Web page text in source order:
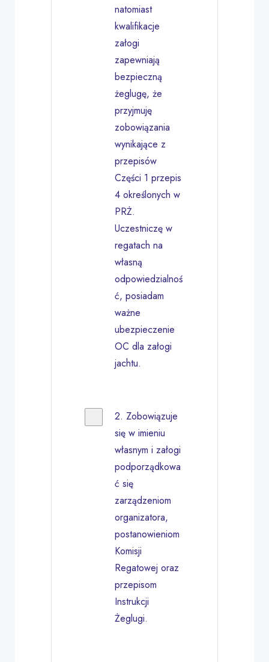
natomiast
kwalifikacje
załogi
zapewniają
bezpieczną
żeglugę, że
przyjmuję
zobowiązania
wynikające z
przepisów
Części 1 przepis
4 określonych w
PRŻ.
Uczestniczę w
regatach na
własną
odpowiedzialnoś
ć, posiadam
ważne
ubezpieczenie
OC dla załogi
jachtu.
2. Zobowiązuje
się w imieniu
własnym i załogi
podporządkowa
ć się
zarządzeniom
organizatora,
postanowieniom
Komisji
Regatowej oraz
przepisom
Instrukcji
Żeglugi.